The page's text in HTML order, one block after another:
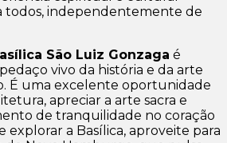
todos, independentemente de
São Luiz Gonzaga é
vivo da história e da arte
É uma excelente oportunidade
apreciar a arte sacra e
de tranquilidade no coração
explorar a Basílica, aproveite para